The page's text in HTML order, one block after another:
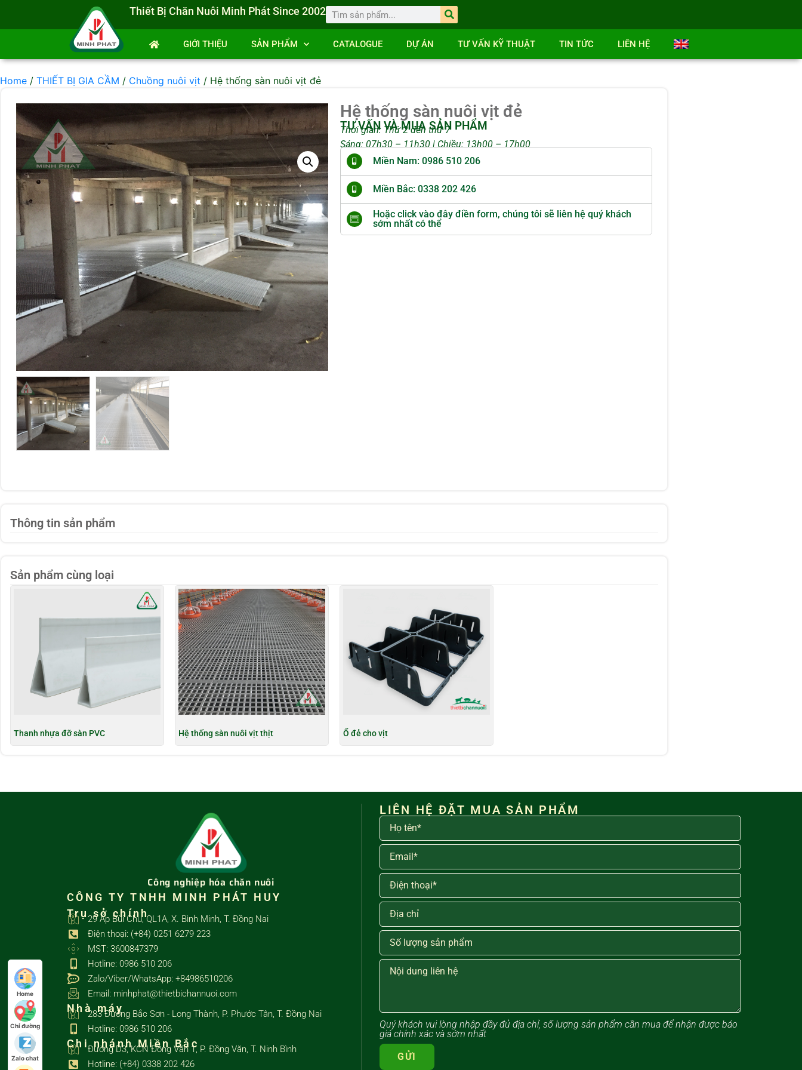
Thiết Bị Chăn Nuôi Minh Phát Since 2002
GIỚI THIỆU SẢN PHẨM CATALOGUE DỰ ÁN TƯ VẤN KỸ THUẬT TIN TỨC LIÊN HỆ
Home / THIẾT BỊ GIA CẦM / Chuồng nuôi vịt / Hệ thống sàn nuôi vịt đẻ
Hệ thống sàn nuôi vịt đẻ
TƯ VẤN VÀ MUA SẢN PHẨM
Thời gian: Thứ 2 đến thứ 7
Sáng: 07h30 – 11h30 | Chiều: 13h00 – 17h00
Miền Nam: 0986 510 206
Miền Bắc: 0338 202 426
Hoặc click vào đây điền form, chúng tôi sẽ liên hệ quý khách
sớm nhất có thể
Thông tin sản phẩm
Sản phẩm cùng loại
Thanh nhựa đỡ sàn PVC Hệ thống sàn nuôi vịt thịt Ổ đẻ cho vịt
Công nghiệp hóa chăn nuôi
CÔNG TY TNHH MINH PHÁT HUY
Trụ sở chính
29 Ấp Bùi Chu, QL1A, X. Bình Minh, T. Đồng Nai
Điện thoại: (+84) 0251 6279 223
MST: 3600847379
Hotline: 0986 510 206
Zalo/Viber/WhatsApp: +84986510206
Email: minhphat@thietbichannuoi.com
Nhà máy
283 Đường Bắc Sơn - Long Thành, P. Phước Tân, T. Đồng Nai
Hotline: 0986 510 206
Chi nhánh Miền Bắc
Đường D3, KCN Đồng Văn 1, P. Đồng Văn, T. Ninh Bình
Hotline: (+84) 0338 202 426
LIÊN HỆ ĐẶT MUA SẢN PHẨM
Quý khách vui lòng ​nhập đầy đủ địa chỉ, số lượng sản phẩm cần mua để nhận được báo
giá chính xác và sớm nhất
Home
Chỉ đường
Zalo chat